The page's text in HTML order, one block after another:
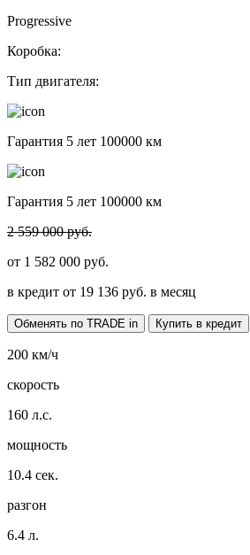
Progressive
Коробка:
Тип двигателя:
Гарантия 5 лет 100000 км
Гарантия 5 лет 100000 км
2 559 000 руб.
от 1 582 000 руб.
в кредит от 19 136 руб. в месяц
Обменять по TRADE in Купить в кредит
200 км/ч
скорость
160 л.с.
мощность
10.4 сек.
разгон
6.4 л.